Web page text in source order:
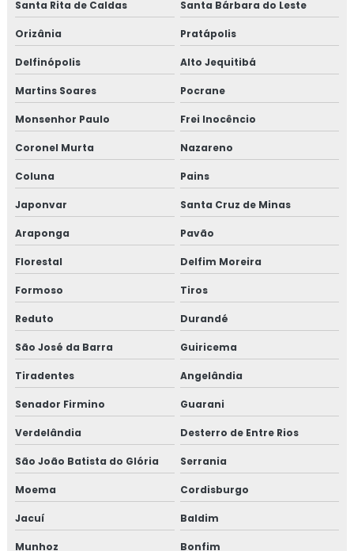
Santa Rita de Caldas Santa Bárbara do Leste
Orizânia Pratápolis
Delfinópolis Alto Jequitibá
Martins Soares Pocrane
Monsenhor Paulo Frei Inocêncio
Coronel Murta Nazareno
Coluna Pains
Japonvar Santa Cruz de Minas
Araponga Pavão
Florestal Delfim Moreira
Formoso Tiros
Reduto Durandé
São José da Barra Guiricema
Tiradentes Angelândia
Senador Firmino Guarani
Verdelândia Desterro de Entre Rios
São João Batista do Glória Serrania
Moema Cordisburgo
Jacuí Baldim
Munhoz Bonfim